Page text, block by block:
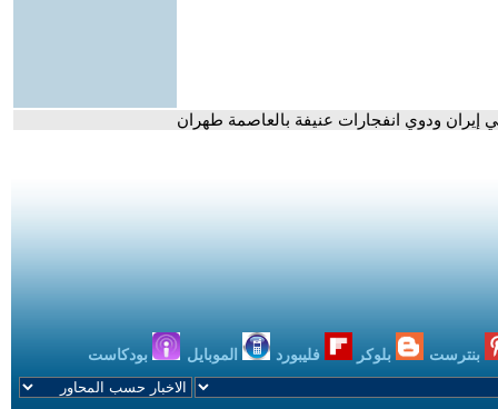
ودوي انفجارات عنيفة بالعاصمة طهران
بنترست بلوكر فليبورد الموبايل بودكاست